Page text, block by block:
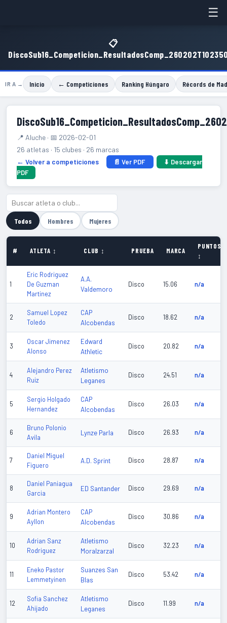
☰
📋
IR A → Inicio ← Competiciones Ranking Húngaro Récords de
📍 Aluche · 📅 2026-02-01
26 atletas · 15 clubes · 26 marcas
← Volver a competiciones
📄 Ver PDF
⬇ Descargar
PDF
Todos Hombres Mujeres
# ATLETA ↕ CLUB ↕ PRUEBA MARCA
PUNTOS
↕
1
Eric Rodriguez
De Guzman
Martinez
A.A.
Valdemoro
Disco 15.06 n/a
2
Samuel Lopez
Toledo
CAP
Alcobendas
Disco 18.62 n/a
3
Oscar Jimenez
Alonso
Edward
Athletic
Disco 20.82 n/a
4
Alejandro Perez
Ruiz
Atletismo
Leganes
Disco 24.51 n/a
5
Sergio Holgado
Hernandez
CAP
Alcobendas
Disco 26.03 n/a
6
Bruno Polonio
Avila
Lynze Parla Disco 26.93 n/a
7
Daniel Miguel
Figuero
A.D. Sprint Disco 28.87 n/a
8
Daniel Paniagua
Garcia
ED Santander Disco 29.69 n/a
9
Adrian Montero
Ayllon
CAP
Alcobendas
Disco 30.86 n/a
10
Adrian Sanz
Rodriguez
Atletismo
Moralzarzal
Disco 32.23 n/a
11
Eneko Pastor
Lemmetyinen
Suanzes San
Blas
Disco 53.42 n/a
12
Sofia Sanchez
Ahijado
Atletismo
Leganes
Disco 11.99 n/a